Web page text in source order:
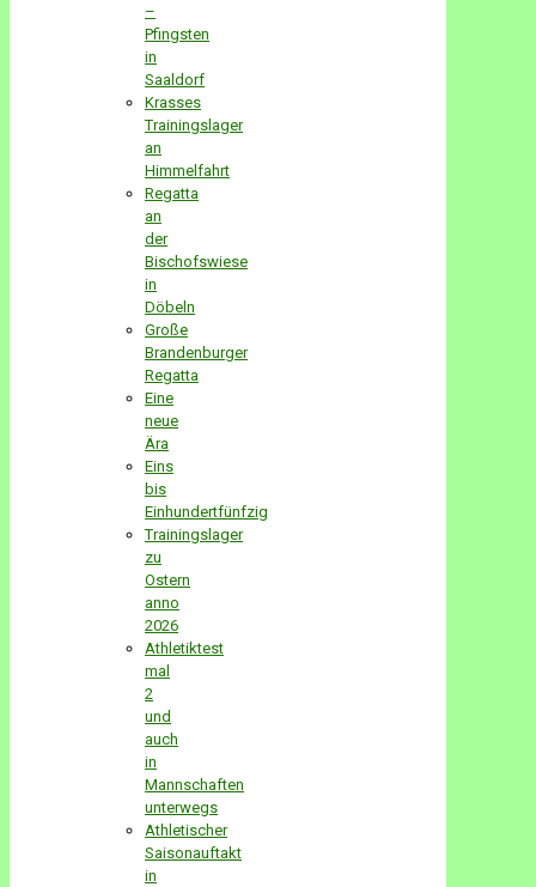
–
Pfingsten
in
Saaldorf
Krasses
Trainingslager
an
Himmelfahrt
Regatta
an
der
Bischofswiese
in
Döbeln
Große
Brandenburger
Regatta
Eine
neue
Ära
Eins
bis
Einhundertfünfzig
Trainingslager
zu
Ostern
anno
2026
Athletiktest
mal
2
und
auch
in
Mannschaften
unterwegs
Athletischer
Saisonauftakt
in